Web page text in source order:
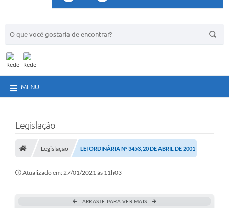
MENU
Legislação
Legislação LEI ORDINÁRIA Nº 3453, 20 DE ABRIL DE 2001
Atualizado em: 27/01/2021 às 11h03
ARRASTE PARA VER MAIS